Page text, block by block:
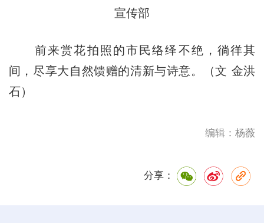
宣传部
前来赏花拍照的市民络绎不绝，徜徉其
间，尽享大自然馈赠的清新与诗意。（文 金洪
石）
编辑：杨薇
分享：